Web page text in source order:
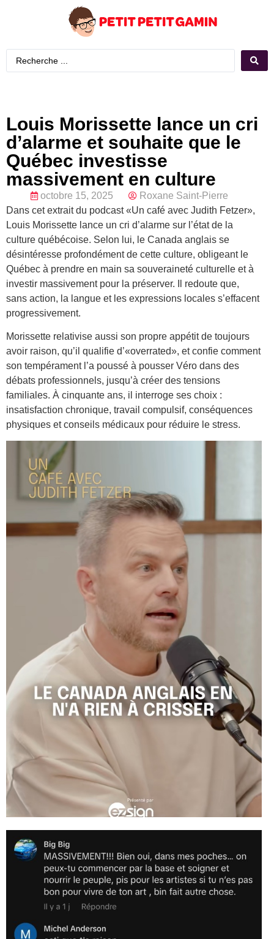
Louis Morissette lance un cri
d’alarme et souhaite que le
Québec investisse
massivement en culture
octobre 15, 2025
Roxane Saint-Pierre
Dans cet extrait du podcast «Un café avec Judith Fetzer»,
Louis Morissette lance un cri d’alarme sur l’état de la
culture québécoise. Selon lui, le Canada anglais se
désintéresse profondément de cette culture, obligeant le
Québec à prendre en main sa souveraineté culturelle et à
investir massivement pour la préserver. Il redoute que,
sans action, la langue et les expressions locales s’effacent
progressivement.
Morissette relativise aussi son propre appétit de toujours
avoir raison, qu’il qualifie d’«overrated», et confie comment
son tempérament l’a poussé à pousser Véro dans des
débats professionnels, jusqu’à créer des tensions
familiales. À cinquante ans, il interroge ses choix :
insatisfaction chronique, travail compulsif, conséquences
physiques et conseils médicaux pour réduire le stress.